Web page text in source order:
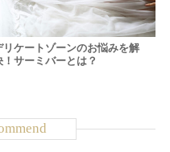
リケートゾーンのお悩みを解
！サーミバーとは？